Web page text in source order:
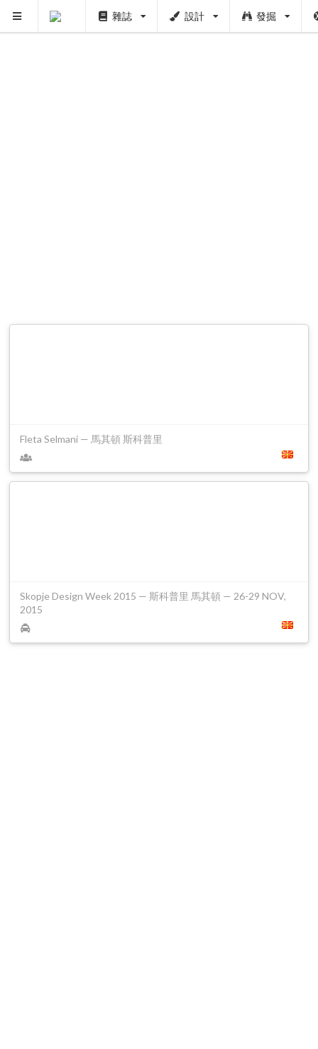
雜誌 設計 發掘
Fleta Selmani — 馬其頓 斯科普里
Skopje Design Week 2015 — 斯科普里 馬其頓 — 26-29 NOV,
2015